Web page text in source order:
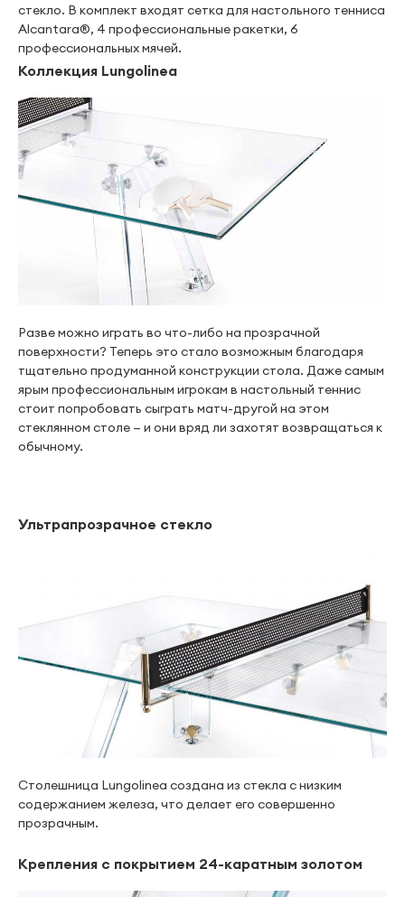
стекло. В комплект входят сетка для настольного тенниса
Alcantara®, 4 профессиональные ракетки, 6
профессиональных мячей.
Коллекция Lungolinea
Разве можно играть во что-либо на прозрачной
поверхности? Теперь это стало возможным благодаря
тщательно продуманной конструкции стола. Даже самым
ярым профессиональным игрокам в настольный теннис
стоит попробовать сыграть матч-другой на этом
стеклянном столе — и они вряд ли захотят возвращаться к
обычному.
Ультрапрозрачное стекло
Столешница Lungolinea создана из стекла с низким
содержанием железа, что делает его совершенно
прозрачным.
Крепления с покрытием 24-каратным золотом